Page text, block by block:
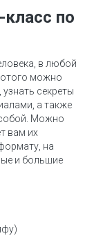
по
в любой
можно
секреты
а также
Можно
вам их
на
и большие